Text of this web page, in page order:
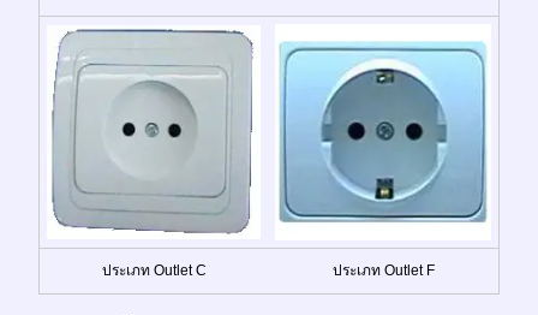
ประเภท Outlet C ประเภท Outlet F